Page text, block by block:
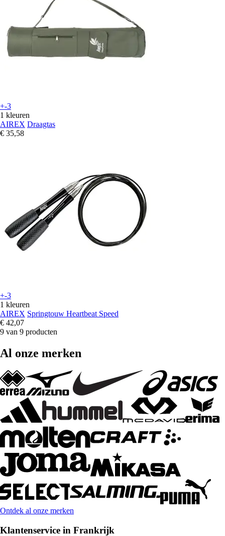
+-3
1 kleuren
AIREX Draagtas
€ 35,58
+-3
1 kleuren
AIREX Springtouw Heartbeat Speed
€ 42,07
9 van 9 producten
Al onze merken
Ontdek al onze merken
Klantenservice in Frankrijk